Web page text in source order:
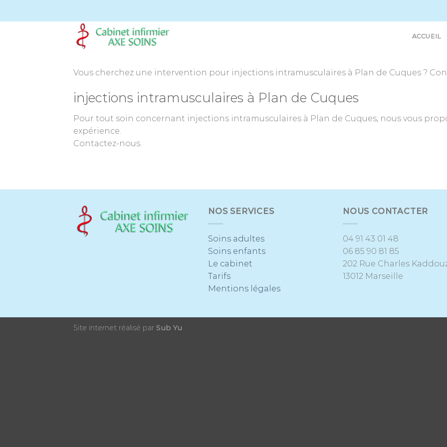
ACCUEIL
Vous cherchez une intervention pour injections intramusculaires à Plan de Cuques ?
injections intramusculaires à Plan de Cuques
Pour tout soin concernant injections intramusculaires à Plan de Cuques, nous vous
expérience.
Contactez-nous.
NOS SERVICES
Soins adultes
Soins enfants
Le cabinet
Tarifs
Mentions légales
NOUS CONTACTER
04 91 43 01 48
06 85 90 81 85
202 Rue Charles
13012 Marseille
Site internet réalisé par Sub Yu